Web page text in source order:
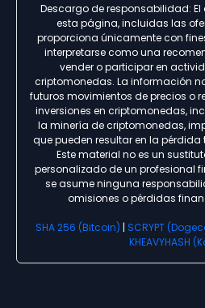
Descargo de responsabilidad:
esta página, incluidas las
proporciona únicamente con
interpretarse como una
vender o participar en
criptomonedas. La información
futuros movimientos de precios o
inversiones en criptomonedas,
la minería de criptomonedas,
que pueden resultar en la
Este material no es un
personalizado de un profesional
se asume ninguna
omisiones o pérdidas
SHA 256 (Bitcoin) | SCRYPT
KHEAVYHASH